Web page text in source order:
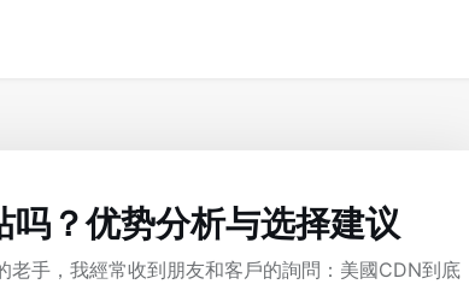
？优势分析与选择建议
手，我經常收到朋友和客戶的詢問：美國CDN到底